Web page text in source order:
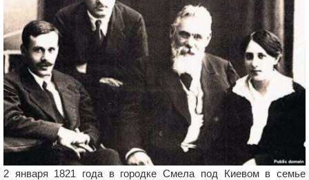
2 января 1821 года в городке Смела под Киевом в семье